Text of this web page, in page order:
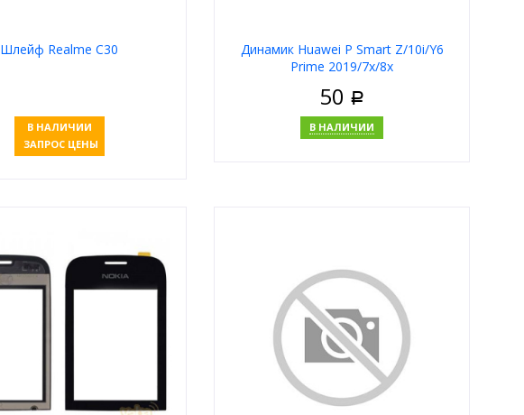
Шлейф Realme C30
В НАЛИЧИИ
ЗАПРОС ЦЕНЫ
Динамик Huawei P Smart Z/10i/Y6
Prime 2019/7x/8x
50 Р
В НАЛИЧИИ